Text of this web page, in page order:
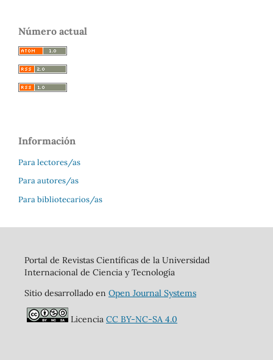
Número actual
Información
Para lectores/as
Para autores/as
Para bibliotecarios/as
Portal de Revistas Científicas de la Universidad
Internacional de Ciencia y Tecnología
Sitio desarrollado en Open Journal Systems
Licencia CC BY-NC-SA 4.0